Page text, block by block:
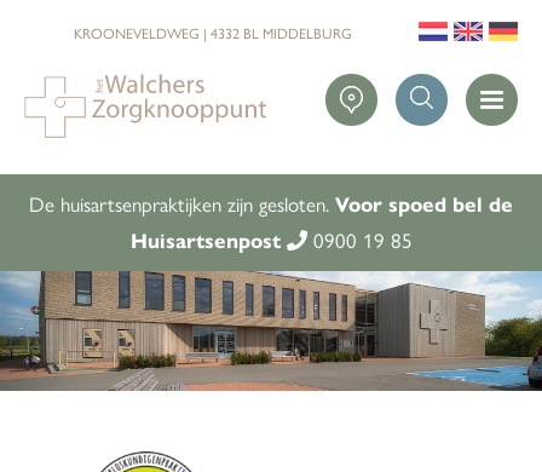
KROONEVELDWEG | 4332 BL MIDDELBURG
De huisartsenpraktijken zijn gesloten. Voor spoed bel de
Huisartsenpost
0900 19 85